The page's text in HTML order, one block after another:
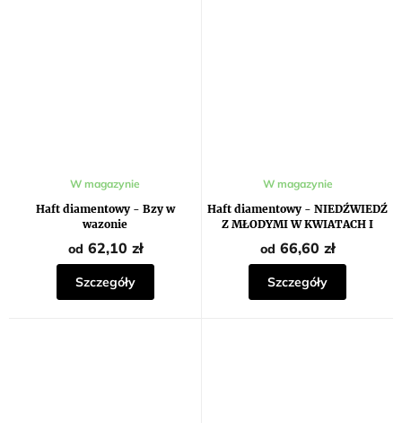
Haft diamentowy - Bzy w
wazonie
W magazynie
od 62,10 zł
Szczegóły
Haft diamentowy - NIEDŹWIEDŹ
Z MŁODYMI W KWIATACH I
GÓRY
W magazynie
od 66,60 zł
Szczegóły